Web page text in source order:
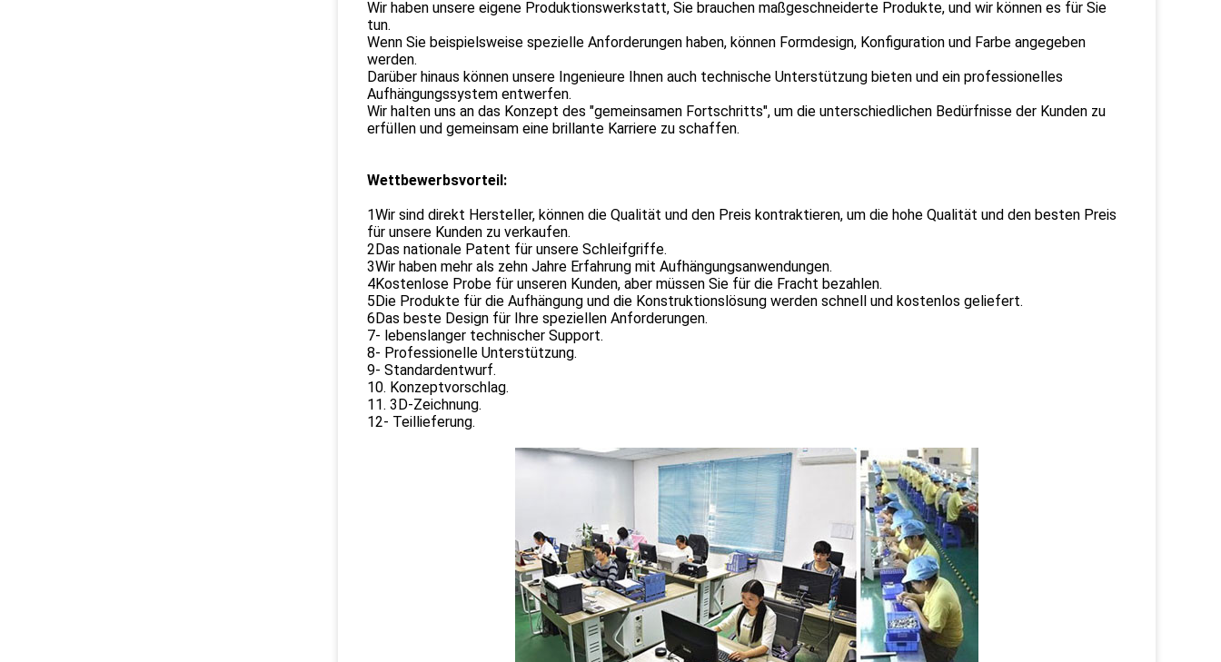
Wir haben unsere eigene Produktionswerkstatt, Sie brauchen maßgeschneiderte Produkte, und wir können es für Sie
tun.
Wenn Sie beispielsweise spezielle Anforderungen haben, können Formdesign, Konfiguration und Farbe angegeben
werden.
Darüber hinaus können unsere Ingenieure Ihnen auch technische Unterstützung bieten und ein professionelles
Aufhängungssystem entwerfen.
Wir halten uns an das Konzept des "gemeinsamen Fortschritts", um die unterschiedlichen Bedürfnisse der Kunden zu
erfüllen und gemeinsam eine brillante Karriere zu schaffen.
Wettbewerbsvorteil:
1Wir sind direkt Hersteller, können die Qualität und den Preis kontraktieren, um die hohe Qualität und den besten Preis
für unsere Kunden zu verkaufen.
2Das nationale Patent für unsere Schleifgriffe.
3Wir haben mehr als zehn Jahre Erfahrung mit Aufhängungsanwendungen.
4Kostenlose Probe für unseren Kunden, aber müssen Sie für die Fracht bezahlen.
5Die Produkte für die Aufhängung und die Konstruktionslösung werden schnell und kostenlos geliefert.
6Das beste Design für Ihre speziellen Anforderungen.
7- lebenslanger technischer Support.
8- Professionelle Unterstützung.
9- Standardentwurf.
10. Konzeptvorschlag.
11. 3D-Zeichnung.
12- Teillieferung.